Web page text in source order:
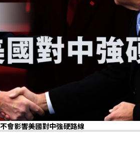
會影響美國對中強硬路線